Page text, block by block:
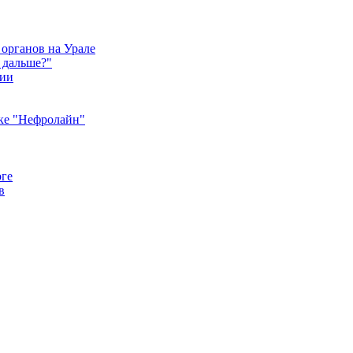
на Урале
"Нефролайн"